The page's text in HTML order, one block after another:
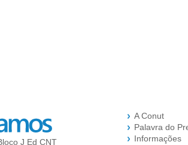
J Ed CNT
A Conut
Palavra do
Informações